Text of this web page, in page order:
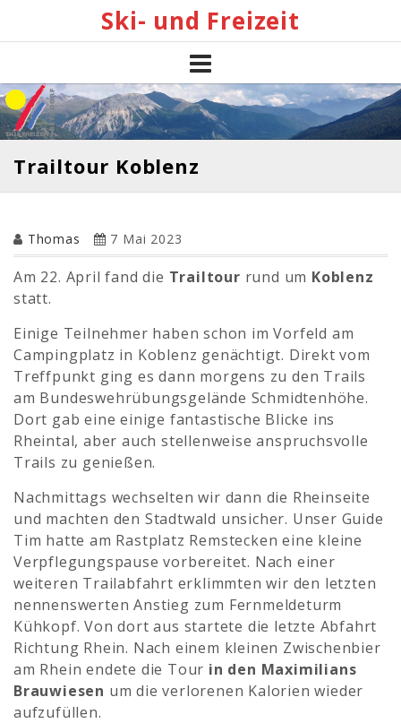
Ski- und Freizeit
Trailtour Koblenz
Thomas 7 Mai 2023
Am 22. April fand die Trailtour rund um Koblenz
statt.
Einige Teilnehmer haben schon im Vorfeld am
Campingplatz in Koblenz genächtigt. Direkt vom
Treffpunkt ging es dann morgens zu den Trails
am Bundeswehrübungsgelände Schmidtenhöhe.
Dort gab eine einige fantastische Blicke ins
Rheintal, aber auch stellenweise anspruchsvolle
Trails zu genießen.
Nachmittags wechselten wir dann die Rheinseite
und machten den Stadtwald unsicher. Unser Guide
Tim hatte am Rastplatz Remstecken eine kleine
Verpflegungspause vorbereitet. Nach einer
weiteren Trailabfahrt erklimmten wir den letzten
nennenswerten Anstieg zum Fernmeldeturm
Kühkopf. Von dort aus startete die letzte Abfahrt
Richtung Rhein. Nach einem kleinen Zwischenbier
am Rhein endete die Tour in den Maximilians
Brauwiesen um die verlorenen Kalorien wieder
aufzufüllen.